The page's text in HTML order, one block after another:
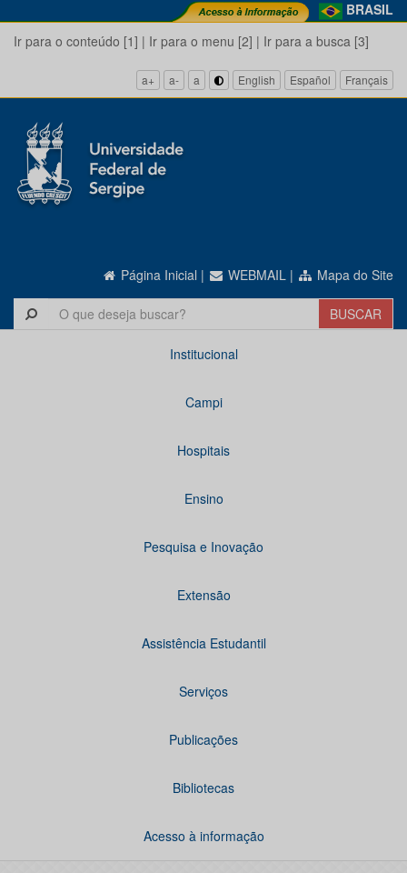
BRASIL
Ir para o conteúdo [1] | Ir para o menu [2] | Ir para a busca [3]
a+ a- a English Español Français
Página Inicial | WEBMAIL | Mapa do Site
Institucional
Campi
Hospitais
Ensino
Pesquisa e Inovação
Extensão
Assistência Estudantil
Serviços
Publicações
Bibliotecas
Acesso à informação